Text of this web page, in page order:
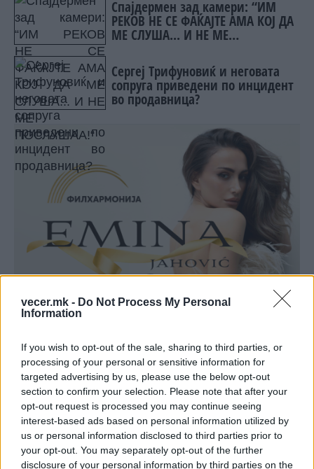
vecer.mk - Do Not Process My Personal
Information
If you wish to opt-out of the sale, sharing to third parties, or
processing of your personal or sensitive information for
targeted advertising by us, please use the below opt-out
section to confirm your selection. Please note that after your
opt-out request is processed you may continue seeing
interest-based ads based on personal information utilized by
us or personal information disclosed to third parties prior to
your opt-out. You may separately opt-out of the further
disclosure of your personal information by third parties on the
Спајдермен зад камери: “ИМ
РЕКОВ НЕ СЕ ФАЌАЈТЕ АМА КОЈ ДА
МЕ СЛУША... И НЕ МЕ
Сергеј Трифуновиќ и неговата
сопруга приведени по инцидент
во продавница?
Интересот е огромен, а бројот на билети е
ограничен. Влезниците се во продажба преку
мрежата на https://e-ticket.mk/event.php?id=220.